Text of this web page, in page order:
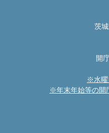
茨
開
※水曜
※年末年始等の開